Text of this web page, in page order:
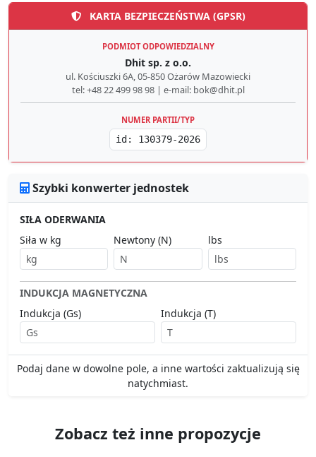
KARTA BEZPIECZEŃSTWA (GPSR)
PODMIOT ODPOWIEDZIALNY
Dhit sp. z o.o.
ul. Kościuszki 6A, 05-850 Ożarów Mazowiecki
tel: +48 22 499 98 98 | e-mail: bok@dhit.pl
NUMER PARTII/TYP
id: 130379-2026
Szybki konwerter jednostek
SIŁA ODERWANIA
Siła w kg
Newtony (N) lbs
INDUKCJA MAGNETYCZNA
Indukcja (Gs)
Indukcja (T)
Podaj dane w dowolne pole, a inne wartości zaktualizują się
natychmiast.
Zobacz też inne propozycje